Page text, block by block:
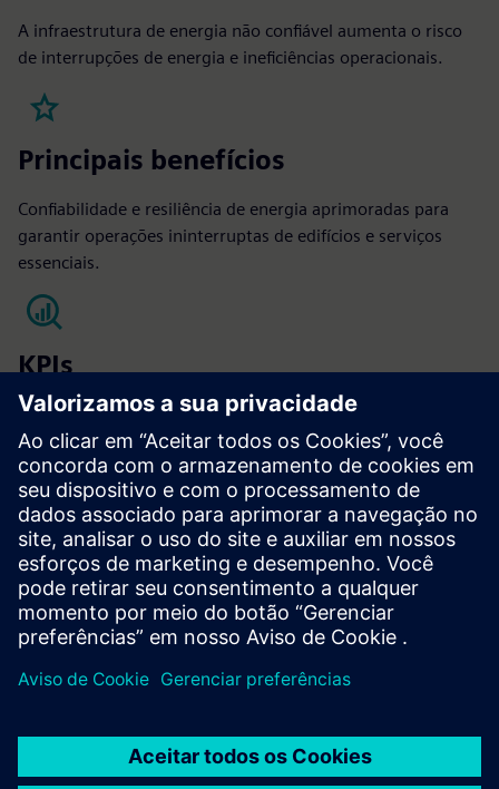
A infraestrutura de energia não confiável aumenta o risco
de interrupções de energia e ineficiências operacionais.
Principais benefícios
Confiabilidade e resiliência de energia aprimoradas para
garantir operações ininterruptas de edifícios e serviços
essenciais.
KPIs
NOI
Despesas operacionais
Tempo de atividade operacional